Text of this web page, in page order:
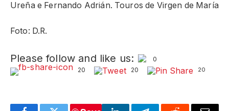
Ureña e Fernando Adrián. Touros de Virgen de María
Foto: D.R.
Please follow and like us:
0
20
20 20